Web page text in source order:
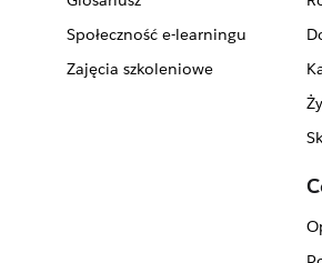
Społeczność e-learningu
Zajęcia szkoleniowe